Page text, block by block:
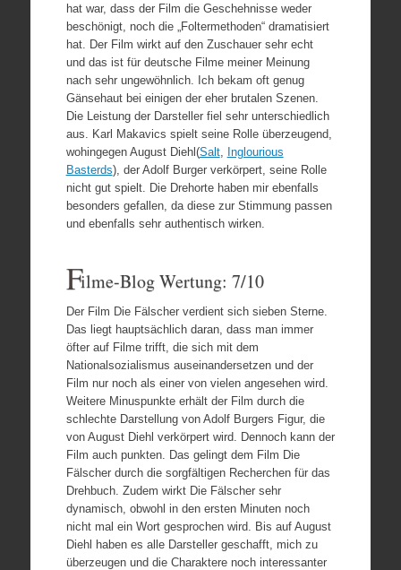
hat war, dass der Film die Geschehnisse weder
beschönigt, noch die „Foltermethoden“ dramatisiert
hat. Der Film wirkt auf den Zuschauer sehr echt
und das ist für deutsche Filme meiner Meinung
nach sehr ungewöhnlich. Ich bekam oft genug
Gänsehaut bei einigen der eher brutalen Szenen.
Die Leistung der Darsteller fiel sehr unterschiedlich
aus. Karl Makavics spielt seine Rolle überzeugend,
wohingegen August Diehl(Salt, Inglourious
Basterds), der Adolf Burger verkörpert, seine Rolle
nicht gut spielt. Die Drehorte haben mir ebenfalls
besonders gefallen, da diese zur Stimmung passen
und ebenfalls sehr authentisch wirken.
Filme-Blog Wertung: 7/10
Der Film Die Fälscher verdient sich sieben Sterne.
Das liegt hauptsächlich daran, dass man immer
öfter auf Filme trifft, die sich mit dem
Nationalsozialismus auseinandersetzen und der
Film nur noch als einer von vielen angesehen wird.
Weitere Minuspunkte erhält der Film durch die
schlechte Darstellung von Adolf Burgers Figur, die
von August Diehl verkörpert wird. Dennoch kann der
Film auch punkten. Das gelingt dem Film Die
Fälscher durch die sorgfältigen Recherchen für das
Drehbuch. Zudem wirkt Die Fälscher sehr
dynamisch, obwohl in den ersten Minuten noch
nicht mal ein Wort gesprochen wird. Bis auf August
Diehl haben es alle Darsteller geschafft, mich zu
überzeugen und die Charaktere noch interessanter